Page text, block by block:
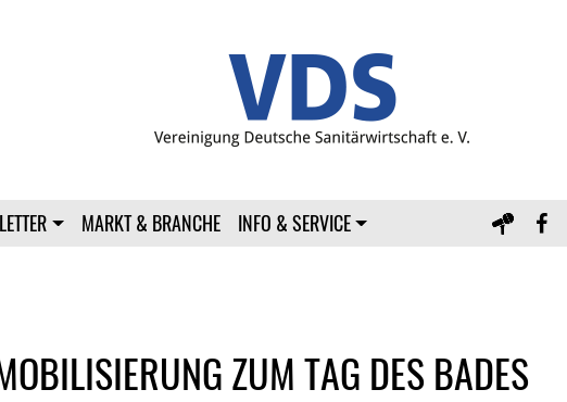
MARKT & BRANCHE INFO & SERVICE
ZUM TAG DES BADES